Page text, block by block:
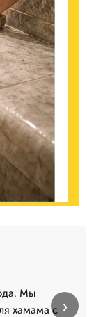
Мы
хамама с ›